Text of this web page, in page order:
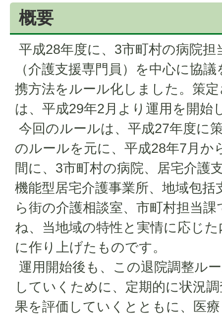
概要
平成28年度に、3市町村の病院
（介護支援専門員）を中心に協
携方法をルール化しました。策
は、平成29年2月より運用を開始
今回のルールは、平成27年度に
のルールを元に、平成28年7月か
間に、3市町村の病院、居宅介護
機能型居宅介護事業所、地域包
ら街の介護相談室、市町村担当
ね、当地域の特性と実情に応じ
に作り上げたものです。
運用開始後も、この退院調整ル
していくために、定期的に状況
果を評価していくとともに、医